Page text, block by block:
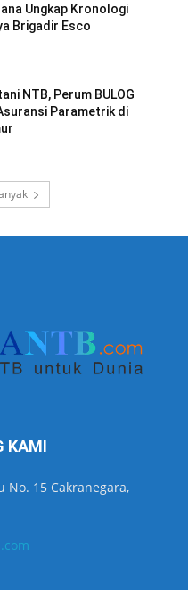
Ungkap Kronologi
Brigadir Esco
NTB, Perum BULOG
Parametrik di
KAMI
No. 15 Cakranegara,